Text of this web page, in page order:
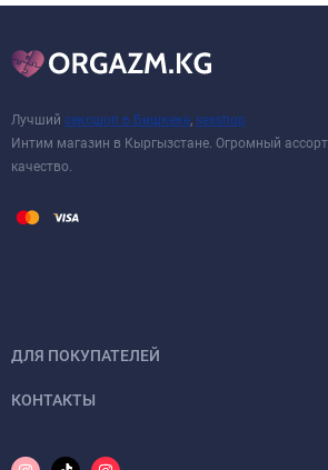
Лучший сексшоп в Бишкеке sexshop
Интим магазин в Кыргызстане. Огромный
качество.
ДЛЯ ПОКУПАТЕЛЕЙ
КОНТАКТЫ